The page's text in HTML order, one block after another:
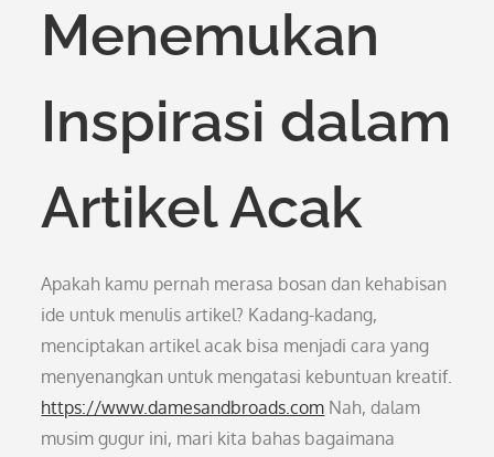
Menemukan
Inspirasi dalam
Artikel Acak
Apakah kamu pernah merasa bosan dan kehabisan
ide untuk menulis artikel? Kadang-kadang,
menciptakan artikel acak bisa menjadi cara yang
menyenangkan untuk mengatasi kebuntuan kreatif.
https://www.damesandbroads.com Nah, dalam
musim gugur ini, mari kita bahas bagaimana